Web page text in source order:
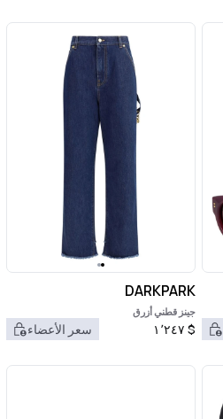
DARKPARK
جينز قطني أزرق
$ ١٬٢٤٧ سعر الأعضاء